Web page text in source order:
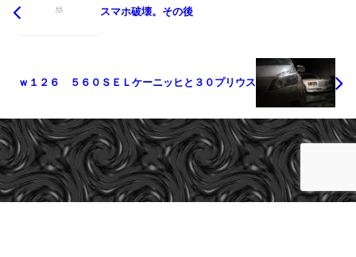
スマホ破壊。その後
ｗ１２６ ５６０ＳＥＬケーニッヒと３０プリウス